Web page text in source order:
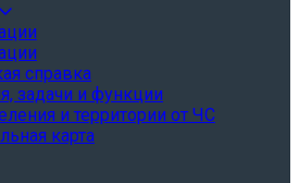
справка
задачи и функции
и территории от ЧС
карта